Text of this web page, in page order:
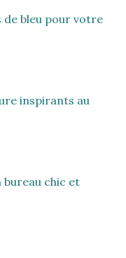
de bleu pour votre
inspirants au
bureau chic et